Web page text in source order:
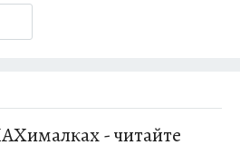
- читайте